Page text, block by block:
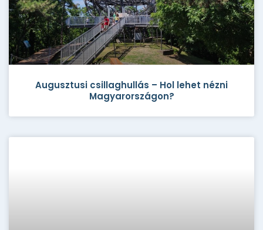
Augusztusi csillaghullás – Hol lehet nézni
Magyarországon?